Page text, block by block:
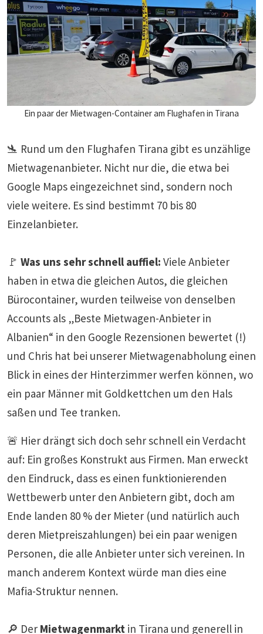
Ein paar der Mietwagen-Container am Flughafen in Tirana
🛬 Rund um den Flughafen Tirana gibt es unzählige
Mietwagenanbieter. Nicht nur die, die etwa bei
Google Maps eingezeichnet sind, sondern noch
viele weitere. Es sind bestimmt 70 bis 80
Einzelanbieter.
🚩 Was uns sehr schnell auffiel: Viele Anbieter
haben in etwa die gleichen Autos, die gleichen
Bürocontainer, wurden teilweise von denselben
Accounts als „Beste Mietwagen-Anbieter in
Albanien“ in den Google Rezensionen bewertet (!)
und Chris hat bei unserer Mietwagenabholung einen
Blick in eines der Hinterzimmer werfen können, wo
ein paar Männer mit Goldkettchen um den Hals
saßen und Tee tranken.
🚨 Hier drängt sich doch sehr schnell ein Verdacht
auf: Ein großes Konstrukt aus Firmen. Man erweckt
den Eindruck, dass es einen funktionierenden
Wettbewerb unter den Anbietern gibt, doch am
Ende landen 80 % der Mieter (und natürlich auch
deren Mietpreiszahlungen) bei ein paar wenigen
Personen, die alle Anbieter unter sich vereinen. In
manch anderem Kontext würde man dies eine
Mafia-Struktur nennen.
🔎 Der Mietwagenmarkt in Tirana und generell in